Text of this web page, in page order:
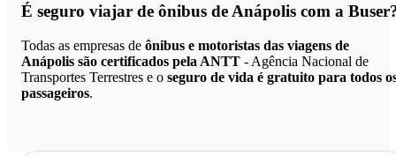
É seguro viajar de ônibus de Anápolis com a
Todas as empresas de ônibus e motoristas das viagens de
Anápolis são certificados pela ANTT - Agência Nacional de
Transportes Terrestres e o seguro de vida é gratuito para todos
passageiros.